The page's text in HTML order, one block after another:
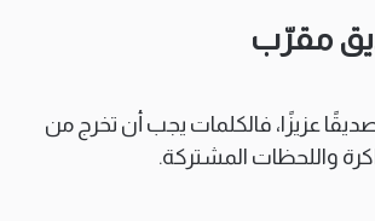
عزيزًا، فالكلمات يجب أن تخرج من
واللحظات المشتركة.